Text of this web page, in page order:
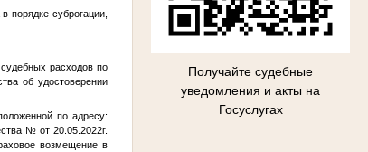
Получайте судебные
уведомления и акты на
Госуслугах
порядке суброгации,
расходов по
об удостоверении
по адресу:
№ от 20.05.2022г.
возмещение в